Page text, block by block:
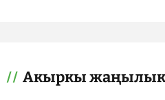
Акыркы